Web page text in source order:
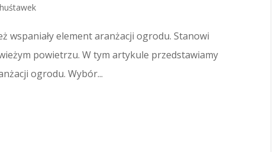
element aranżacji ogrodu. Stanowi
powietrzu. W tym artykule przedstawiamy
ogrodu. Wybór...